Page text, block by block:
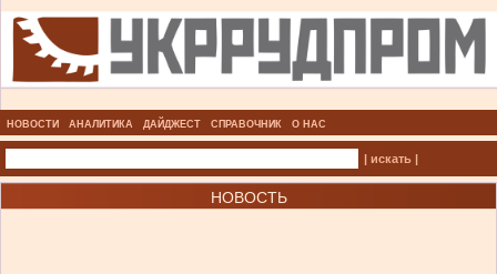
НОВОСТИ АНАЛИТИКА ДАЙДЖЕСТ СПРАВОЧНИК О НАС
| искать |
НОВОСТЬ